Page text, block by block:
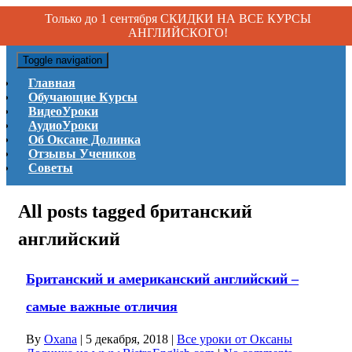
Только до 1 сентября СКИДКИ НА ВСЕ КУРСЫ
АНГЛИЙСКОГО!
Toggle navigation
Главная
Обучающие Курсы
ВидеоУроки
АудиоУроки
Об Оксане Долинка
Отзывы Учеников
Советы
All posts tagged британский
английский
Британский и американский английский –
самые важные отличия
By Oxana | 5 декабря, 2018 | Все уроки от Оксаны